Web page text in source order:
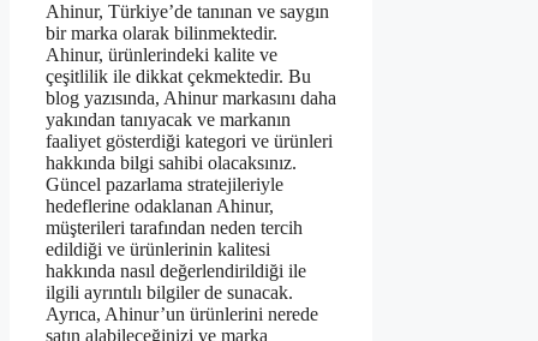
Ahinur, Türkiye’de tanınan ve saygın
bir marka olarak bilinmektedir.
Ahinur, ürünlerindeki kalite ve
çeşitlilik ile dikkat çekmektedir. Bu
blog yazısında, Ahinur markasını daha
yakından tanıyacak ve markanın
faaliyet gösterdiği kategori ve ürünleri
hakkında bilgi sahibi olacaksınız.
Güncel pazarlama stratejileriyle
hedeflerine odaklanan Ahinur,
müşterileri tarafından neden tercih
edildiği ve ürünlerinin kalitesi
hakkında nasıl değerlendirildiği ile
ilgili ayrıntılı bilgiler de sunacak.
Ayrıca, Ahinur’un ürünlerini nerede
satın alabileceğinizi ve marka